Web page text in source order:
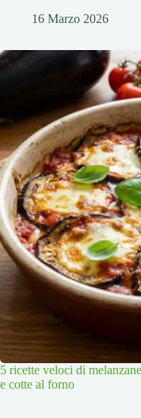
16 Marzo 2026
5 ricette veloci di
e cotte al forno